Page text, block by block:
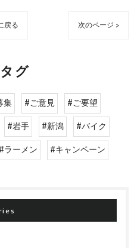
戻る 次のページ >
グ
集 #ご意見
#ご要望
#岩手 #新潟
#バイク
#ラーメン #キャンペーン